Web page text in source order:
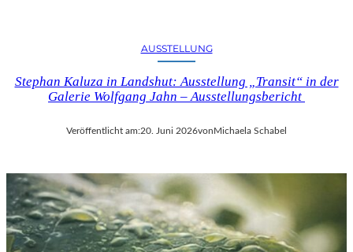
AUSSTELLUNG
Stephan Kaluza in Landshut: Ausstellung „Transit“ in der
Galerie Wolfgang Jahn – Ausstellungsbericht
Veröffentlicht am:20. Juni 2026vonMichaela Schabel